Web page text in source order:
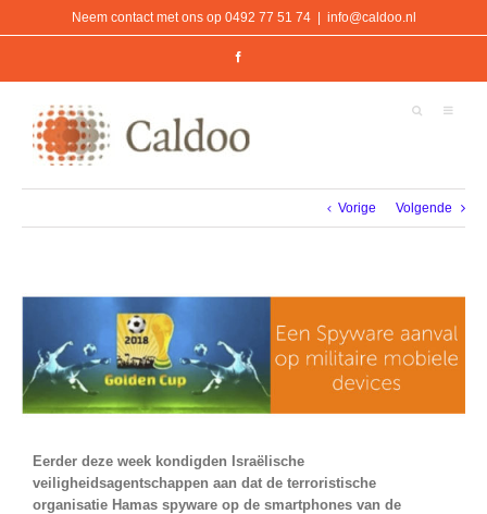
Neem contact met ons op 0492 77 51 74 info@caldoo.nl
Vorige Volgende
Bekijk
afbeelding
Eerder deze week kondigden Israëlische
veiligheidsagentschappen aan dat de terroristische
organisatie Hamas spyware op de smartphones van de